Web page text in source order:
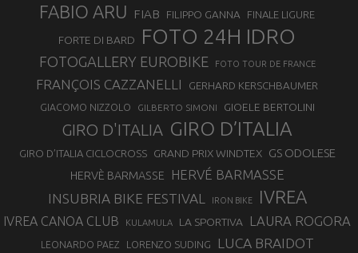
FABIO ARU FIAB FILIPPO GANNA FINALE LIGURE
FORTE DI BARD FOTO 24H IDRO
FOTOGALLERY EUROBIKE FOTO TOUR DE FRANCE
FRANÇOIS CAZZANELLI GERHARD KERSCHBAUMER
GIACOMO NIZZOLO GILBERTO SIMONI GIOELE BERTOLINI
GIRO D'ITALIA GIRO D’ITALIA
GIRO D’ITALIA CICLOCROSS GRAND PRIX WINDTEX GS ODOLESE
HERVÈ BARMASSE
HERVÉ BARMASSE
INSUBRIA BIKE FESTIVAL
IRON BIKE IVREA
IVREA CANOA CLUB KULAMULA LA SPORTIVA LAURA ROGORA
LEONARDO PAEZ LORENZO SUDING LUCA BRAIDOT